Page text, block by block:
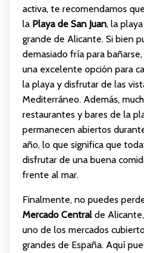
activa, te recomendamos
la Playa de San Juan, la
grande de Alicante. Si bien
demasiado fría para
una excelente opción para
la playa y disfrutar de las
Mediterráneo. Además,
restaurantes y bares de la
permanecen abiertos
año, lo que significa que
disfrutar de una buena
frente al mar.
Finalmente, no puedes
Mercado Centralde
uno de los mercados
grandes de España. Aquí